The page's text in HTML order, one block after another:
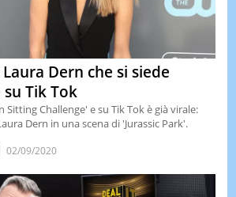
Dern che si siede
Tik Tok
Sitting Challenge' e su Tik Tok è già virale:
Dern in una scena di 'Jurassic Park'.
02/09/2020